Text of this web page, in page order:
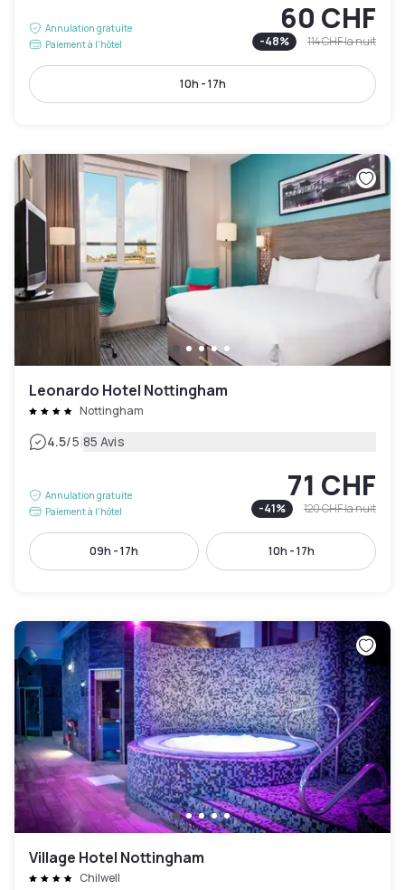
Annulation gratuite
Paiement à l'hôtel
60 CHF
-48% 114 CHFla nuit
10h - 17h
Leonardo Hotel Nottingham
Nottingham
4.5/5|85 Avis
Annulation gratuite
Paiement à l'hôtel
71 CHF
-41% 120 CHFla nuit
09h - 17h 10h - 17h
Village Hotel Nottingham
Chilwell